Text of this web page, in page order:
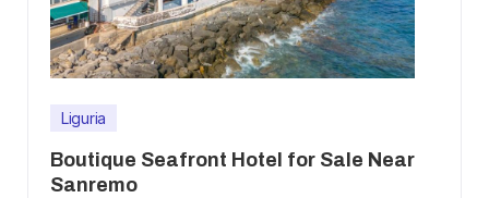
Liguria
Boutique Seafront Hotel for Sale Near
Sanremo